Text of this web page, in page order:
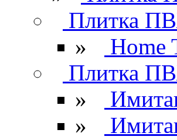
Плитка
»
Home
Плитка
»
»